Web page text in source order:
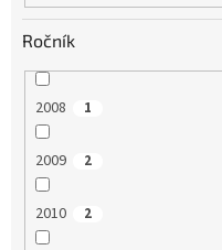
Ročník
2008 1
2009 2
2010 2